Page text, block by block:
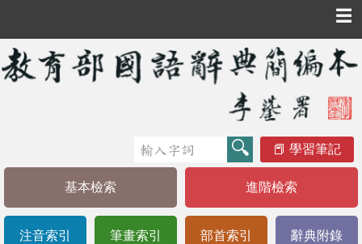
☰
學習筆記
基本檢索 進階檢索
注音索引 筆畫索引 部首索引 辭典附錄